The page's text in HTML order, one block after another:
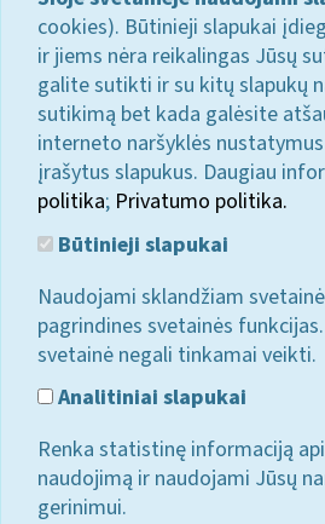
cookies). Būtinieji slapukai
ir jiems nėra reikalingas Jūsų
galite sutikti ir su kitų slapukų
sutikimą bet kada galėsite
interneto naršyklės
įrašytus slapukus. Daugiau
politika; Privatumo politika.
Būtinieji slapukai
Naudojami sklandžiam
pagrindines svetainės
svetainė negali tinkamai veikti.
Analitiniai slapukai
Renka statistinę informaciją
naudojimą ir naudojami Jūsų
gerinimui.